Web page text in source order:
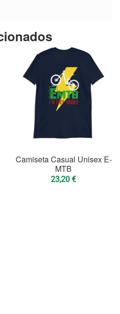
Camiseta Casual Unisex E-
MTB
23,20 €